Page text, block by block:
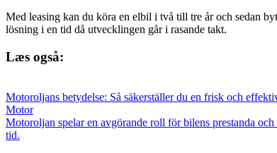
Med leasing kan du köra en elbil i två till tre år och sedan
lösning i en tid då utvecklingen går i rasande takt.
Læs også:
Motoroljans betydelse: Så säkerställer du en frisk och
Motor
Motoroljan spelar en avgörande roll för bilens prestanda
tid.